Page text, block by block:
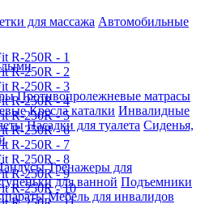
для массажа Автомобильные
Противопролежневые матрасы
Кресла каталки Инвалидные
Насадки для туалета Сиденья,
Тренажеры для
для ванной Подъемники
Мебель для инвалидов